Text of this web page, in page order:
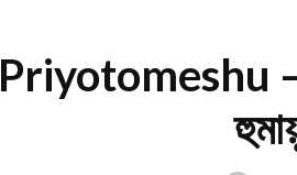
Priyotomeshu